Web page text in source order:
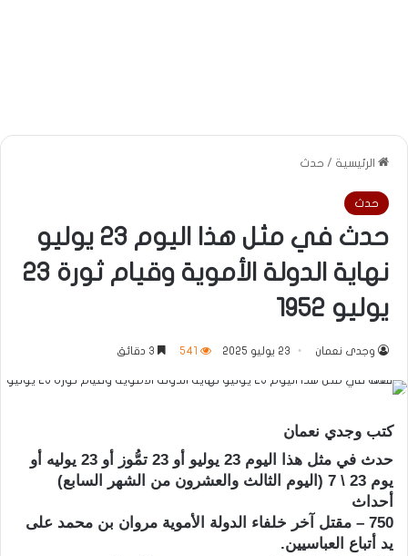
الرئيسية / حدث
حدث
حدث في مثل هذا اليوم 23 يوليو
نهاية الدولة الأموية وقيام ثورة 23
يوليو 1952
وجدى نعمان 23 يوليو 2025 541
كتب وجدي نعمان
حدث في مثل هذا اليوم 23 يوليو أو 23 تمُّوز أو 23 يوليه أو
يوم 23 \ 7 (اليوم الثالث والعشرون من الشهر السابع)
أحداث
750 – مقتل آخر خلفاء الدولة الأموية مروان بن محمد على
يد أتباع العباسيين.